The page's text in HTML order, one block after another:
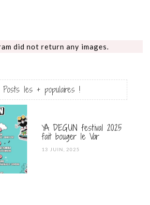
did not return any images.
Posts les + populaires !
YA DEGUN festival 2025
fait bouger le Var
POSTED
13 JUIN, 2025